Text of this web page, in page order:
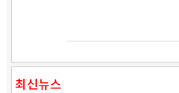
최신뉴스